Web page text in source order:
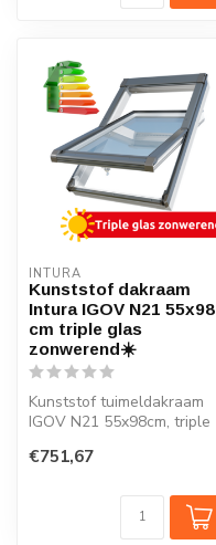
INTURA
Kunststof dakraam
Intura IGOV N21 55x98
cm triple glas
zonwerend☀️
Kunststof tuimeldakraam
IGOV N21 55x98cm, triple
W/m2...
€751,67